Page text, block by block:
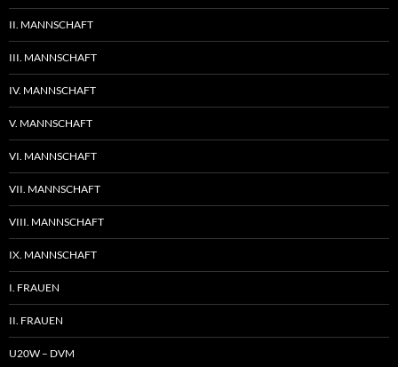
II. MANNSCHAFT
III. MANNSCHAFT
IV. MANNSCHAFT
V. MANNSCHAFT
VI. MANNSCHAFT
VII. MANNSCHAFT
VIII. MANNSCHAFT
IX. MANNSCHAFT
I. FRAUEN
II. FRAUEN
U20W – DVM